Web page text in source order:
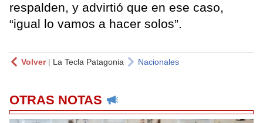
respalden, y advirtió que en ese caso,
“igual lo vamos a hacer solos”.
Volver| La Tecla Patagonia Nacionales
OTRAS NOTAS